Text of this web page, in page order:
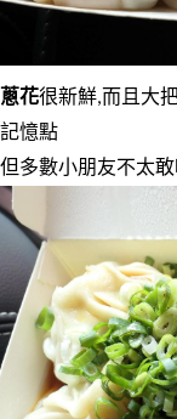
蔥花很新鮮,而且大
記憶點
但多數小朋友不太